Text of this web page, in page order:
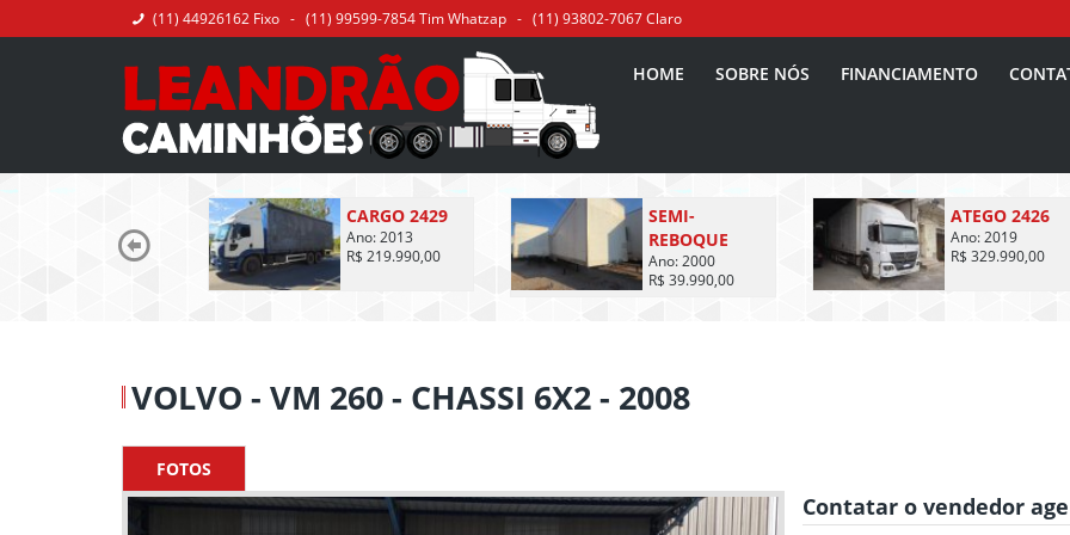
(11) 44926162 Fixo - (11) 99599-7854 Tim Whatzap - (11) 93802-7067 Claro
HOME SOBRE NÓS FINANCIAMENTO
CARGO 2429
Ano: 2013
R$ 219.990,00
SEMI-
REBOQUE
Ano: 2000
R$ 39.990,00
ATEGO 2426
Ano: 2019
R$ 329.990,00
VOLVO - VM 260 - CHASSI 6X2 - 2008
FOTOS
Contatar o vendedor